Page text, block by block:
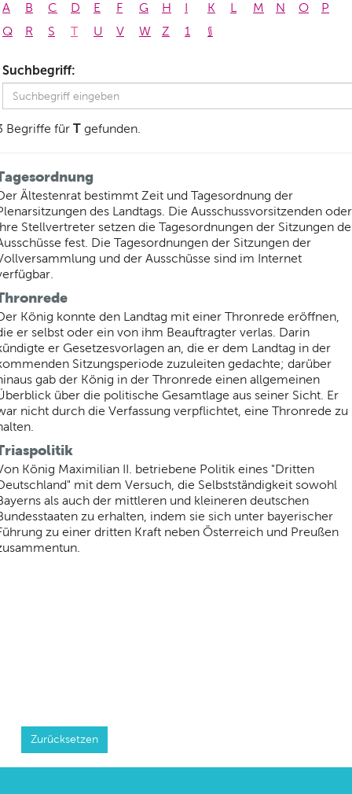
A B C D E F G H I K L M N O
P
Q
R S T U V W Z 1 §
Suchbegriff:
Zurücksetzen
Begriffe für T gefunden.
Ältestenrat bestimmt Zeit und Tagesordnung der
des Landtags. Die Ausschussvorsitzenden oder
Stellvertreter setzen die Tagesordnungen der Sitzungen
fest. Die Tagesordnungen der Sitzungen der
und der Ausschüsse sind im Internet
König konnte den Landtag mit einer Thronrede eröffnen,
er selbst oder ein von ihm Beauftragter verlas. Darin
er Gesetzesvorlagen an, die er dem Landtag in der
Sitzungsperiode zuzuleiten gedachte; darüber
gab der König in der Thronrede einen allgemeinen
über die politische Gesamtlage aus seiner Sicht. Er
nicht durch die Verfassung verpflichtet, eine Thronrede zu
König Maximilian II. betriebene Politik eines "Dritten
mit dem Versuch, die Selbstständigkeit sowohl
als auch der mittleren und kleineren deutschen
zu erhalten, indem sie sich unter bayerischer
zu einer dritten Kraft neben Österreich und Preußen